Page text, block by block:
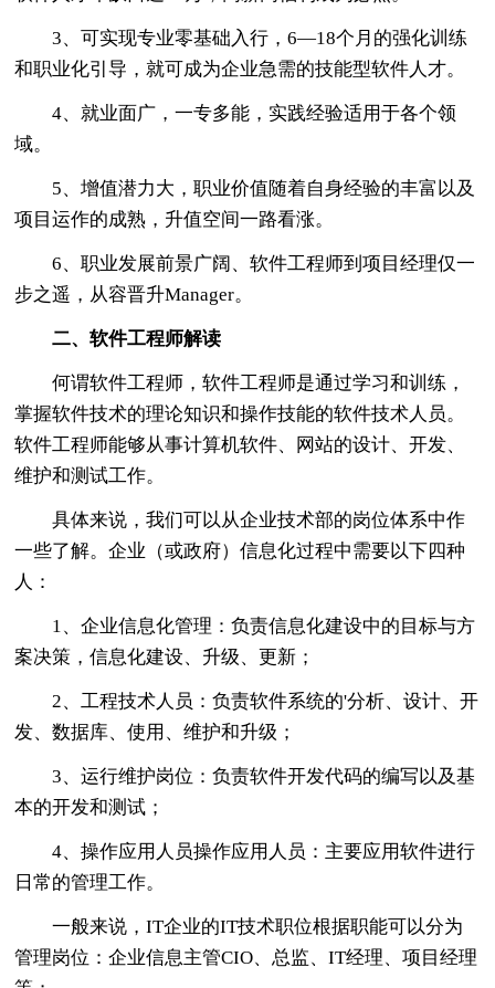
3、可实现专业零基础入行，6—18个月的强化训练
和职业化引导，就可成为企业急需的技能型软件人才。
4、就业面广，一专多能，实践经验适用于各个领
域。
5、增值潜力大，职业价值随着自身经验的丰富以及
项目运作的成熟，升值空间一路看涨。
6、职业发展前景广阔、软件工程师到项目经理仅一
步之遥，从容晋升Manager。
二、软件工程师解读
何谓软件工程师，软件工程师是通过学习和训练，
掌握软件技术的理论知识和操作技能的软件技术人员。
软件工程师能够从事计算机软件、网站的设计、开发、
维护和测试工作。
具体来说，我们可以从企业技术部的岗位体系中作
一些了解。企业（或政府）信息化过程中需要以下四种
人：
1、企业信息化管理：负责信息化建设中的目标与方
案决策，信息化建设、升级、更新；
2、工程技术人员：负责软件系统的'分析、设计、开
发、数据库、使用、维护和升级；
3、运行维护岗位：负责软件开发代码的编写以及基
本的开发和测试；
4、操作应用人员操作应用人员：主要应用软件进行
日常的管理工作。
一般来说，IT企业的IT技术职位根据职能可以分为
管理岗位：企业信息主管CIO、总监、IT经理、项目经理